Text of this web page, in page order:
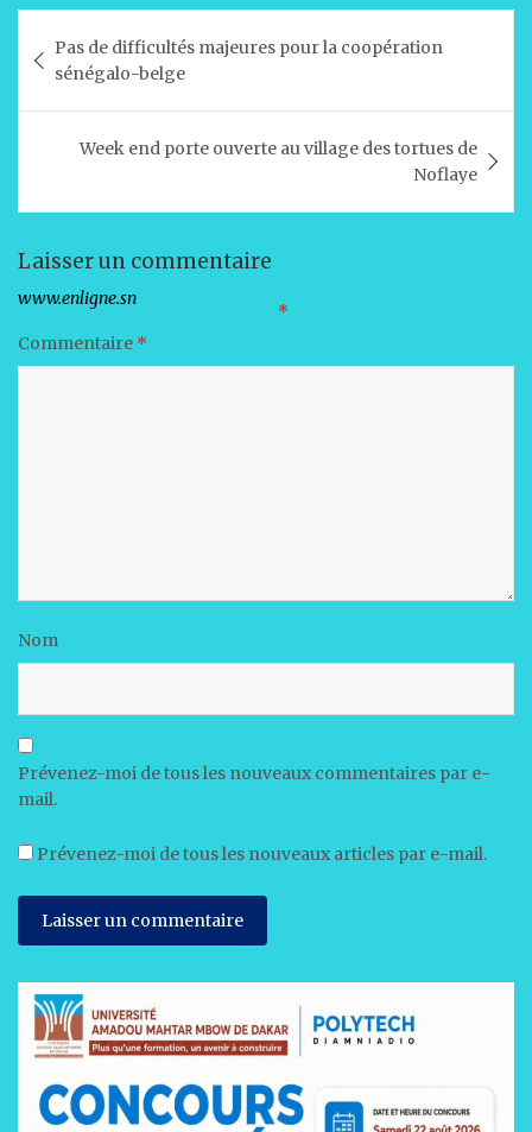
at
s
A
p
c
e
b
o
k
k
e
dI
n
ai
l
ta
g
er
de
l’article
Pas de difficultés majeures pour la coopération
sénégalo-belge
Week end porte ouverte au village des tortues de
Noflaye
Laisser un commentaire
Votre adresse e-mail ne sera pas publiée.
Les champs obligatoires sont indiqués avec *
Commentaire *
Nom
Prévenez-moi de tous les nouveaux commentaires par e-
mail.
Prévenez-moi de tous les nouveaux articles par e-mail.